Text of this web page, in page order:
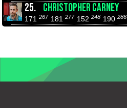
25. CHRISTOPHER CARNEY
171 267 181 277 152 248 190 286